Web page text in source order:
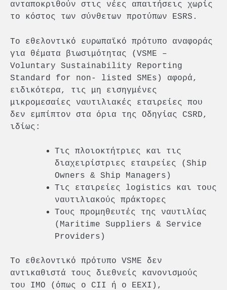
ανταποκριθούν στις νέες απαιτήσεις χωρίς
το κόστος των σύνθετων προτύπων ESRS.
Το εθελοντικό ευρωπαϊκό πρότυπο αναφοράς
για θέματα βιωσιμότητας (VSME –
Voluntary Sustainability Reporting
Standard for non- listed SMEs) αφορά,
ειδικότερα, τις μη εισηγμένες
μικρομεσαίες ναυτιλιακές εταιρείες που
δεν εμπίπτον στα όρια της Οδηγίας CSRD,
ιδίως:
Τις πλοιοκτήτριες και τις
διαχειρίστριες εταιρείες (Ship
Owners & Ship Managers)
Τις εταιρείες logistics και τους
ναυτιλιακούς πράκτορες
Τους προμηθευτές της ναυτιλίας
(Maritime Suppliers & Service
Providers)
Το εθελοντικό πρότυπο VSME δεν
αντικαθιστά τους διεθνείς κανονισμούς
του IMO (όπως ο CII ή ο EEXI),